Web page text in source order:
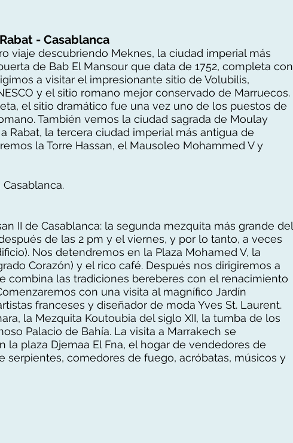
- Casablanca
viaje descubriendo Meknes, la ciudad imperial más
de Bab El Mansour que data de 1752, completa con
a visitar el impresionante sitio de Volubilis,
y el sitio romano mejor conservado de Marruecos.
el sitio dramático fue una vez uno de los puestos de
También vemos la ciudad sagrada de Moulay
Rabat, la tercera ciudad imperial más antigua de
la Torre Hassan, el Mausoleo Mohammed V y
II de Casablanca: la segunda mezquita más grande del
de las 2 pm y el viernes, y por lo tanto, a veces
Nos detendremos en la Plaza Mohamed V, la
Corazón) y el rico café. Después nos dirigiremos a
combina las tradiciones bereberes con el renacimiento
con una visita al magnífico Jardín
franceses y diseñador de moda Yves St. Laurent.
la Mezquita Koutoubia del siglo XII, la tumba de los
Palacio de Bahía. La visita a Marrakech se
plaza Djemaa El Fna, el hogar de vendedores de
serpientes, comedores de fuego, acróbatas, músicos y